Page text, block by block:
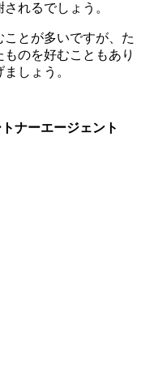
れるでしょう。
とが多いですが、た
のを好むこともあり
しょう。
ナーエージェント